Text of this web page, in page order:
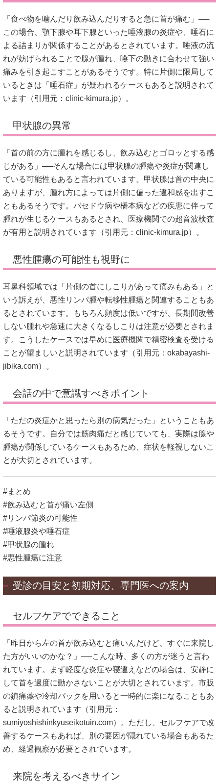
「食べ物を噛んだり飲み込んだりすると急に首が痛む」──
この場合、顎下腺や耳下腺といった唾液腺の炎症や、唾石に
よる詰まりが関係することがあるとされています。唾液の流
れが妨げられることで腺が腫れ、嚥下の動きに合わせて強い
痛みを引き起こすことがあるそうです。特に片側に限局して
いるときは「唾石症」が疑われるケースもあると説明されて
います（引用元： clinic-kimura.jp）。
甲状腺の異常
「首の前の方に腫れを感じるし、飲み込むとゴロッとする感
じがある」──そんな場合には甲状腺の腫瘍や炎症が関連し
ている可能性もあると言われています。甲状腺は首の中央に
ありますが、腫れ方によっては片側に偏った違和感を出すこ
ともあるそうです。バセドウ病や橋本病などの疾患に伴って
腫れが生じるケースもあるとされ、医療機関での超音波検査
が有用と説明されています（引用元： clinic-kimura.jp）。
悪性腫瘍の可能性も視野に
耳鼻科領域では「片側の首にしこりがあって痛みもある」と
いう訴えが、悪性リンパ腫や転移性腫瘍と関連することもあ
るとされています。もちろん頻度は低いですが、長期間改善
しない腫れや急速に大きくなるしこりは注意が必要とされま
す。こうしたケースでは早めに医療機関で精密検査を受ける
ことが望ましいと説明されています（引用元： okabayashi-
jibika.com）。
会話の中で意識すべきポイント
「ただの炎症かと思ったら別の病気だった」ということもあ
るそうです。自分では筋肉痛だと感じていても、実際は腺や
腫瘍が関係しているケースもあるため、症状を軽視しないこ
とが大切とされています。
#まとめ
#飲み込むと首が痛い左側
#リンパ節炎の可能性
#唾液腺炎や唾石症
#甲状腺の腫れ
#悪性腫瘍に注意
受診の目安と初期対応、専門医への案内
セルフケアでできること
「昨日から左の首が飲み込むと痛いんだけど、すぐに来院し
た方がいいのかな？」──こんな時、多くの方が迷うと言わ
れています。まず軽度な炎症や寝違えなどの場合は、安静に
して首を過度に動かさないことが大切とされています。市販
の鎮痛薬や冷却パックを用いると一時的に楽になることもあ
ると説明されています（引用元：
sumiyoshishinkyuseikotuin.com）。ただし、セルフケアで改
善するケースもあれば、別の要因が隠れている場合もあるた
め、経過観察が必要とされています。
来院を考えるべきサイン